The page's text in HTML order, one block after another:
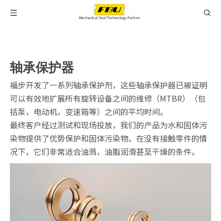
轴承保护器
福步开发了一系列轴承保护剂，这些轴承保护器已被证明
可以有效地扩展所有旋转设备之间的维修（MTBR）（包
括泵，电动机，变速箱等）之间的平均时间。
最终客户经过测试和现场投放，我们的产品为水和固体污
染物提供了优势保护和固体污染物。在没有接触零件的情
况下，它们非常适合油溅，油脂润滑甚至干燥的条件。